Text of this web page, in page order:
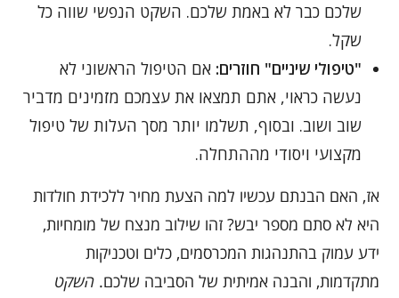
שלכם כבר לא באמת שלכם. השקט הנפשי שווה כל
שקל.
"טיפולי שיניים" חוזרים: אם הטיפול הראשוני לא
נעשה כראוי, אתם תמצאו את עצמכם מזמינים מדביר
שוב ושוב. ובסוף, תשלמו יותר מסך העלות של טיפול
מקצועי ויסודי מההתחלה.
אז, האם הבנתם עכשיו למה הצעת מחיר ללכידת חולדות
היא לא סתם מספר יבש? זהו שילוב מנצח של מומחיות,
ידע עמוק בהתנהגות המכרסמים, כלים וטכניקות
מתקדמות, והבנה אמיתית של הסביבה שלכם.השקט